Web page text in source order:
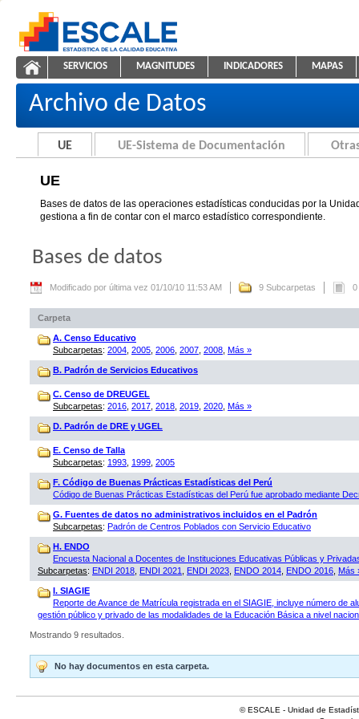
ESCALE - Unidad de Estadística Educativa
UE
NAVEGACIÓN
SERVICIOS MAGNITUDES INDICADORES MAPAS
Archivo de Datos
UE UE-Sistema de Documentación
UE
Bases de datos de las operaciones estadísticas conducidas por la
gestiona a fin de contar con el marco estadístico correspondiente.
Bases de datos
Modificado por última vez 01/10/10 11:53 AM 9 Subcarpetas 0
Carpeta
A. Censo Educativo
Subcarpetas: 2004 2005 2006 2007 2008 Más »
B. Padrón de Servicios Educativos
C. Censo de DREUGEL
Subcarpetas: 2016 2017 2018 2019 2020 Más »
D. Padrón de DRE y UGEL
E. Censo de Talla
Subcarpetas: 1993 1999 2005
F. Código de Buenas Prácticas Estadísticas del Perú
Código de Buenas Prácticas Estadísticas del Perú fue aprobado mediante
G. Fuentes de datos no administrativos incluidos en el Padrón
Subcarpetas: Padrón de Centros Poblados con Servicio Educativo
H. ENDO
Encuesta Nacional a Docentes de Instituciones Educativas Públicas y
Subcarpetas: ENDI 2018 ENDI 2021 ENDI 2023 ENDO 2014 ENDO 2016 Más
I. SIAGIE
Reporte de Avance de Matrícula registrada en el SIAGIE, incluye número de
gestión público y privado de las modalidades de la Educación Básica a nivel
Mostrando 9 resultados.
No hay documentos en esta carpeta.
© ESCALE - Unidad de